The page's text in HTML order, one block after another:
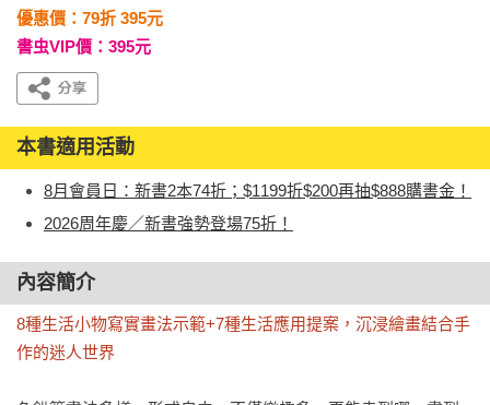
優惠價：79折 395元
書虫VIP價：395元
本書適用活動
8月會員日：新書2本74折；$1199折$200再抽$888購書金！
2026周年慶／新書強勢登場75折！
內容簡介
8種生活小物寫實畫法示範+7種生活應用提案，沉浸繪畫結合手
作的迷人世界